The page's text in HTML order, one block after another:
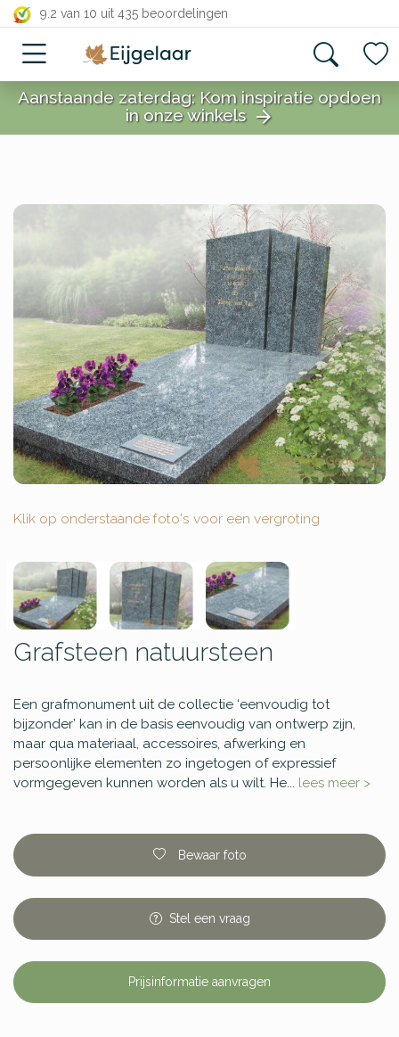
9.2 van 10 uit 435 beoordelingen
close
close
Aanstaande zaterdag: Kom inspiratie opdoen
in onze winkels arrow_forward
Klik op onderstaande foto's voor een vergroting
Grafsteen natuursteen
Een grafmonument uit de collectie ‘eenvoudig tot
bijzonder’ kan in de basis eenvoudig van ontwerp zijn,
maar qua materiaal, accessoires, afwerking en
persoonlijke elementen zo ingetogen of expressief
vormgegeven kunnen worden als u wilt. He... lees meer >
Bewaar foto
Stel een vraag
Prijsinformatie aanvragen